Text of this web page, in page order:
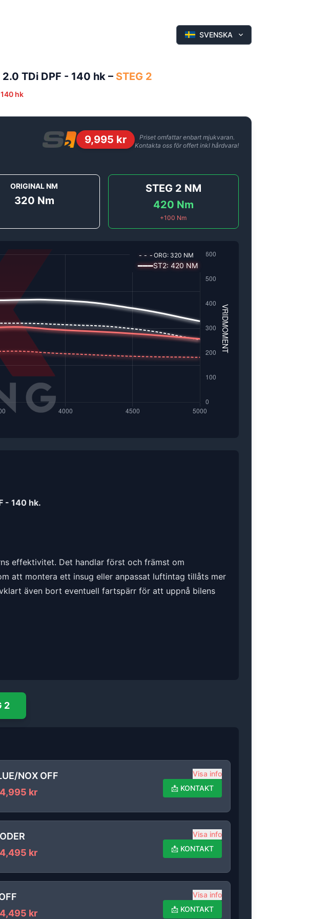
SVENSKA
2.0 TDi DPF - 140 hk– STEG 2
hk
9,995 kr
Priset omfattar enbart mjukvaran.
Kontakta oss för offert inkl hårdvara!
ORIGINAL NM
320 Nm
STEG 2 NM
420 Nm
+100 Nm
---ORG: 320 NM
━━━ST2: 420 NM
- 140 hk.
effektivitet. Det handlar först och främst om
att montera ett insug eller anpassat luftintag tillåts mer
även bort eventuell fartspärr för att uppnå bilens
2
NOX OFF
4,995 kr
Visa info
📩 KONTAKT
4,495 kr
Visa info
📩 KONTAKT
4,495 kr
Visa info
📩 KONTAKT